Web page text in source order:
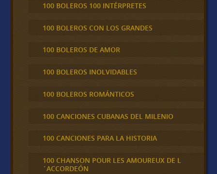
100 BOLEROS 100 INTÉRPRETES
100 BOLEROS CON LOS GRANDES
100 BOLEROS DE AMOR
100 BOLEROS INOLVIDABLES
100 BOLEROS ROMÁNTICOS
100 CANCIONES CUBANAS DEL MILENIO
100 CANCIONES PARA LA HISTORIA
100 CHANSON POUR LES AMOUREUX DE L
´ACCORDEÓN